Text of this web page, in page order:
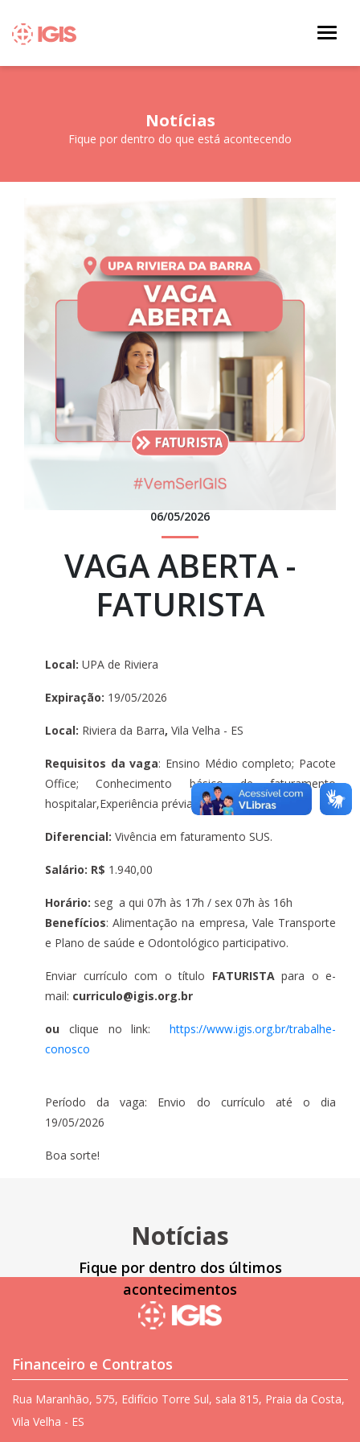
Notícias
Fique por dentro do que está acontecendo
06/05/2026
VAGA ABERTA -
FATURISTA
Local: UPA de Riviera
Expiração: 19/05/2026
Local: Riviera da Barra, Vila Velha - ES
Requisitos da vaga: Ensino Médio completo; Pacote
Office; Conhecimento básico de faturamento
hospitalar,Experiência prévia na função.
Diferencial: Vivência em faturamento SUS.
Salário: R$ 1.940,00
Horário: seg a qui 07h às 17h / sex 07h às 16h
Benefícios: Alimentação na empresa, Vale Transporte
e Plano de saúde e Odontológico participativo.
Enviar currículo com o título FATURISTA para o e-
mail: curriculo@igis.org.br
ou clique no link: https://www.igis.org.br/trabalhe-
conosco
Período da vaga: Envio do currículo até o dia
19/05/2026
Boa sorte!
Notícias
Fique por dentro dos últimos
acontecimentos
Financeiro e Contratos
Rua Maranhão, 575, Edifício Torre Sul, sala 815, Praia da Costa,
Vila Velha - ES